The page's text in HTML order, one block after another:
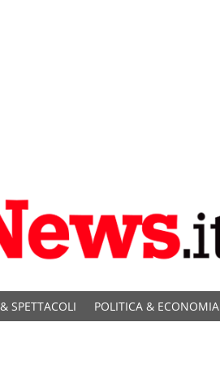
SPETTACOLI POLITICA & ECONOMIA